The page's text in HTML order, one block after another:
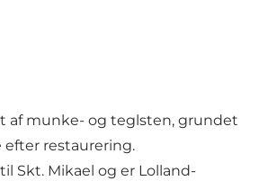
af munke- og teglsten, grundet
efter restaurering.
Skt. Mikael og er Lolland-